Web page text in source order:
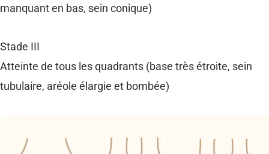
manquant en bas, sein conique)
Stade III
Atteinte de tous les quadrants (base très étroite, sein
tubulaire, aréole élargie et bombée)